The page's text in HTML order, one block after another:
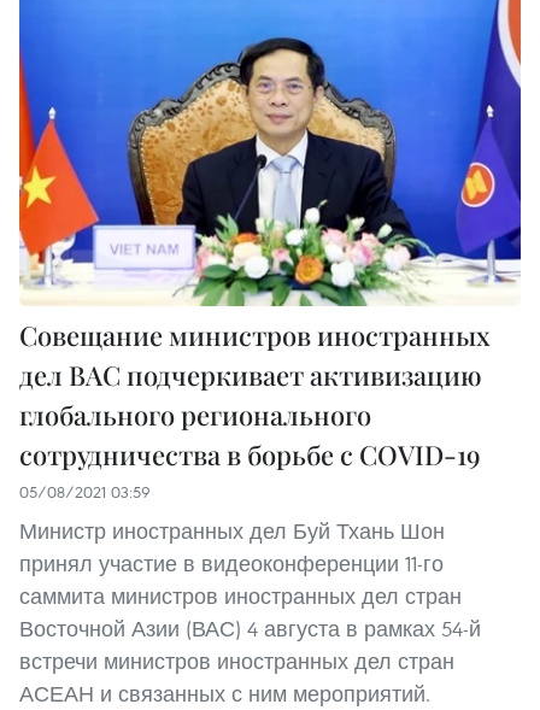
Совещание министров иностранных
дел ВАС подчеркивает активизацию
глобального регионального
сотрудничества в борьбе с COVID-19
05/08/2021 03:59
Министр иностранных дел Буй Тхань Шон
принял участие в видеоконференции 11-го
саммита министров иностранных дел стран
Восточной Азии (ВАС) 4 августа в рамках 54-й
встречи министров иностранных дел стран
АСЕАН и связанных с ним мероприятий.